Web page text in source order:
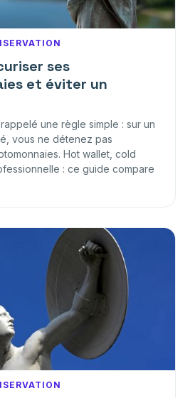
ses
et éviter un
une règle simple : sur un
vous ne détenez pas
Hot wallet, cold
: ce guide compare